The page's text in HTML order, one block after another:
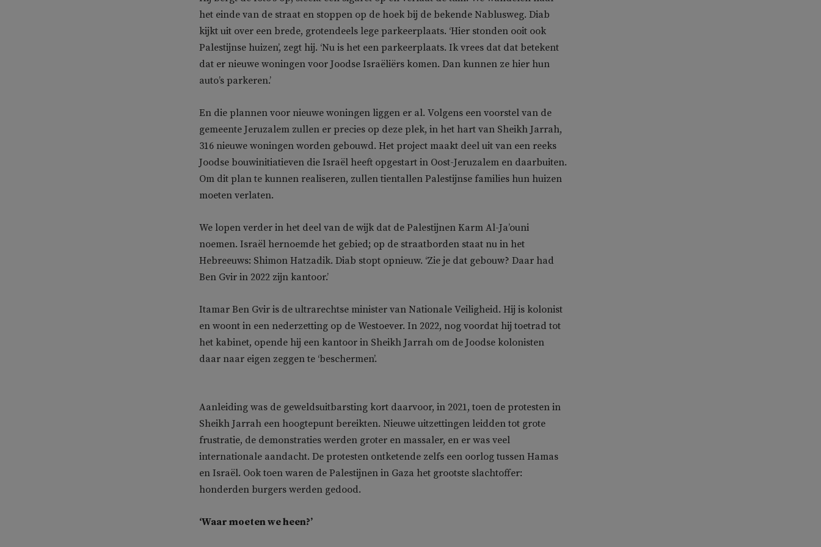
het einde van de straat en stoppen op de hoek bij de bekende Nablusweg. Diab
kijkt uit over een brede, grotendeels lege parkeerplaats. ‘Hier stonden ooit ook
Palestijnse huizen’, zegt hij. ‘Nu is het een parkeerplaats. Ik vrees dat dat betekent
dat er nieuwe woningen voor Joodse Israëliërs komen. Dan kunnen ze hier hun
auto’s parkeren.’
En die plannen voor nieuwe woningen liggen er al. Volgens een voorstel van de
gemeente Jeruzalem zullen er precies op deze plek, in het hart van Sheikh Jarrah,
316 nieuwe woningen worden gebouwd. Het project maakt deel uit van een reeks
Joodse bouwinitiatieven die Israël heeft opgestart in Oost-Jeruzalem en daarbuiten.
Om dit plan te kunnen realiseren, zullen tientallen Palestijnse families hun huizen
moeten verlaten.
We lopen verder in het deel van de wijk dat de Palestijnen Karm Al-Ja’ouni
noemen. Israël hernoemde het gebied; op de straatborden staat nu in het
Hebreeuws: Shimon Hatzadik. Diab stopt opnieuw. ‘Zie je dat gebouw? Daar had
Ben Gvir in 2022 zijn kantoor.’
Itamar Ben Gvir is de ultrarechtse minister van Nationale Veiligheid. Hij is kolonist
en woont in een nederzetting op de Westoever. In 2022, nog voordat hij toetrad tot
het kabinet, opende hij een kantoor in Sheikh Jarrah om de Joodse kolonisten
daar naar eigen zeggen te ‘beschermen’.
Aanleiding was de geweldsuitbarsting kort daarvoor, in 2021, toen de protesten in
Sheikh Jarrah een hoogtepunt bereikten. Nieuwe uitzettingen leidden tot grote
frustratie, de demonstraties werden groter en massaler, en er was veel
internationale aandacht. De protesten ontketende zelfs een oorlog tussen Hamas
en Israël. Ook toen waren de Palestijnen in Gaza het grootste slachtoffer:
honderden burgers werden gedood.
‘Waar moeten we heen?’